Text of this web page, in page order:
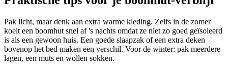
Pak licht, maar denk aan extra warme kleding. Zelfs in de zomer
koelt een boomhut snel af 's nachts omdat ze niet zo goed geïsoleerd
is als een gewoon huis. Een goede slaapzak of een extra deken
bovenop het bed maken een verschil. Voor de winter: pak meerdere
lagen, een muts en wollen sokken.